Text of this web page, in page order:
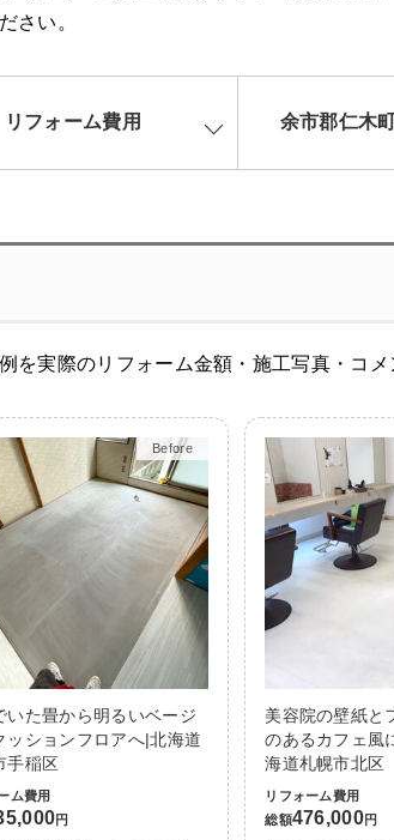
さい。
リフォーム費用 余市郡仁木
を実際のリフォーム金額・施工写真・コメ
Before
After
いた畳から明るいベージ
ッションフロアへ|北海道
手稲区
ム費用
円
美容院の壁紙と
のあるカフェ風
海道札幌市北区
リフォーム費用
総額476,000円